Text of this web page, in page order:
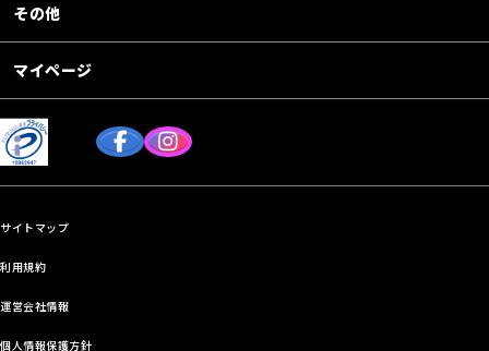
その他
マイページ
サイトマップ
利用規約
運営会社情報
個人情報保護方針